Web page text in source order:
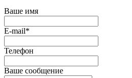
Ваше имя
E-mail*
Телефон
Ваше сообщение